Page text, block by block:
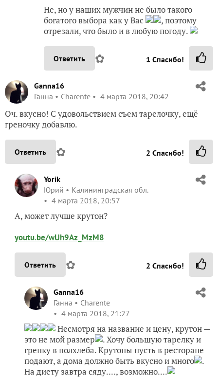
Не, но у наших мужчин не было такого
богатого выбора как у Вас
, поэтому
отрезали, что было и в любую погоду.
Ответить ✿ 1 Спасибо!
Ganna16
Ганна
Charente 4 марта 2018, 20:42
Оч. вкусно! С удовольствием съем тарелочку, ещё
греночку добавлю.
Ответить ✿ 2 Спасибо!
Yorik
Юрий
Калининградская обл.
4 марта 2018, 20:57
А, может лучше крутон?
youtu.be/wUh9Az_MzM8
Ответить ✿ 2 Спасибо!
Ganna16
Ганна
Charente
4 марта 2018, 21:27
Несмотря на название и цену, крутон —
это не мой размер
. Хочу большую тарелку и
гренку в полхлеба. Крутоны пусть в ресторане
подают, а дома должно быть вкусно и много
.
На диету завтра сяду...., возможно....